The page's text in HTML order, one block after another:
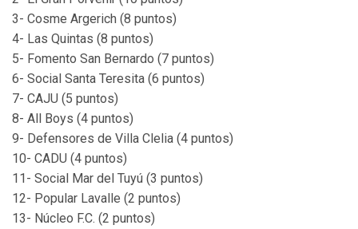
3- Cosme Argerich (8 puntos)
4- Las Quintas (8 puntos)
5- Fomento San Bernardo (7 puntos)
6- Social Santa Teresita (6 puntos)
7- CAJU (5 puntos)
8- All Boys (4 puntos)
9- Defensores de Villa Clelia (4 puntos)
10- CADU (4 puntos)
11- Social Mar del Tuyú (3 puntos)
12- Popular Lavalle (2 puntos)
13- Núcleo F.C. (2 puntos)